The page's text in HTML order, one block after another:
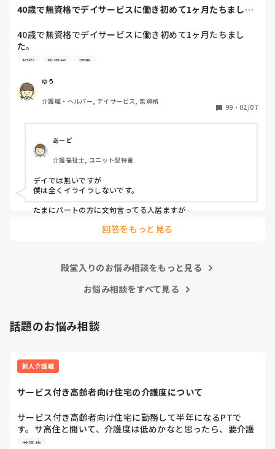
出来ないと訴えましたが、移乗の時だけ助けを呼べばいい
未経験で入って、もっと指導をしてもらえると思ってました
が、どこでもそんなものですか？
初めて介護につき、仕事は楽しいと思ったのですが、自信な
す。
う
40歳で無資格でデイサービスに働き初めて1ヶ月たちまし
40歳で無資格でデイサービスに働き初めて1ヶ月たちまし
た。
応募内容は1日4時間～週3勤務でした。
たのでレクが中心になる午後から勤務が向いているかな？と
所長さんに言われ午後からの勤務に決まりました。
ですが、いざ働き始めたら私のような少ない時間での勤務さ
私は午後からなので入浴介助やお昼ご飯が終り口腔も済ませ
た頃に出勤します。
1日働いてる方に聞きたいです。
ハッキリ言ってそんな時間に来る私にみなさんはイライラし
ますか？
最初の契約で時間は決まってしまったのでしばらくはこの時
間でやりますが…
契約 無資格 遅番
ゆう
介護職・ヘルパー, デイサービス, 無資格
99 ・ 02/07
あーど
介護福祉士, ユニット型特養
デイでは無いですが
僕は全くイライラしないです。
たまにパートの方に文句言ってる人居ますが
パートさんは短時間ながらその時間は正直正社より働いてくれ
回答をもっと見る
殿堂入りのお悩み相談をもっと見る
お悩み相談をすべて見る
話題のお悩み相談
新人介護職
サービス付き高齢者向け住宅の介護度について
サービス付き高齢者向け住宅に勤務して半年になるPTで
す。サ高住と聞いて、介護度は低めかなと思ったら、要介護
3〜5の方が多く、驚いています。サ高住の介護度はそんなに
サ高住